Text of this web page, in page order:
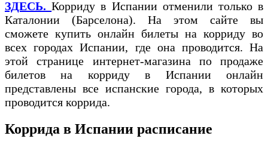
ЗДЕСЬ. Корриду в Испании отменили только в
Каталонии (Барселона). На этом сайте вы
сможете купить онлайн билеты на корриду во
всех городах Испании, где она проводится. На
этой странице интернет-магазина по продаже
билетов на корриду в Испании онлайн
представлены все испанские города, в которых
проводится коррида.
Коррида в Испании расписание